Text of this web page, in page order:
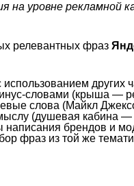
на уровне рекламной
релевантных фраз
других
словами (крыша —
слова (Майкл
(душевая кабина
написания брендов и
фраз из той же